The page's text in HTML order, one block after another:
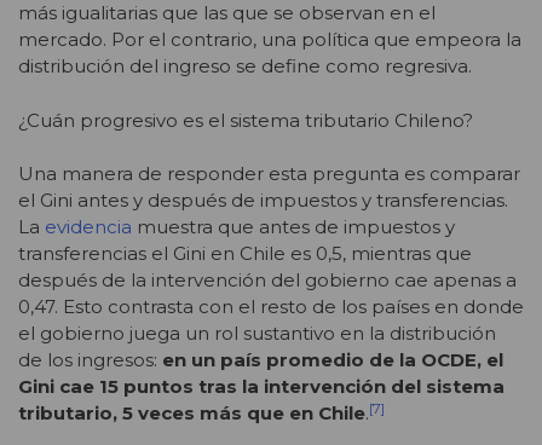
más igualitarias que las que se observan en el
mercado. Por el contrario, una política que empeora la
distribución del ingreso se define como regresiva.
¿Cuán progresivo es el sistema tributario Chileno?
Una manera de responder esta pregunta es comparar
el Gini antes y después de impuestos y transferencias.
La evidencia muestra que antes de impuestos y
transferencias el Gini en Chile es 0,5, mientras que
después de la intervención del gobierno cae apenas a
0,47. Esto contrasta con el resto de los países en donde
el gobierno juega un rol sustantivo en la distribución
de los ingresos: en un país promedio de la OCDE, el
Gini cae 15 puntos tras la intervención del sistema
tributario, 5 veces más que en Chile.[7]